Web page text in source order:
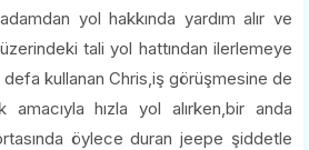
yol hakkında yardım alır ve
tali yol hattından ilerlemeye
kullanan Chris,iş görüşmesine de
hızla yol alırken,bir anda
öylece duran jeepe şiddetle